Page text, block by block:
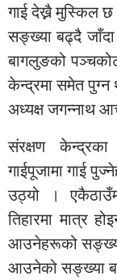
गाई देख्नै मुस्किल छ
सङ्ख्या बढ्दै
बागलुङको
केन्द्रमा समेत
अध्यक्ष जगन्नाथ
संरक्षण केन्द्रका
गाईपूजामा गाई
उठ्यो ।
तिहारमा मात्र
आउनेहरूको
आउनेको सङ्ख्या